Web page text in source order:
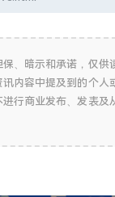
、暗示和承诺，仅供
内容中提及到的个人
行商业发布、发表及